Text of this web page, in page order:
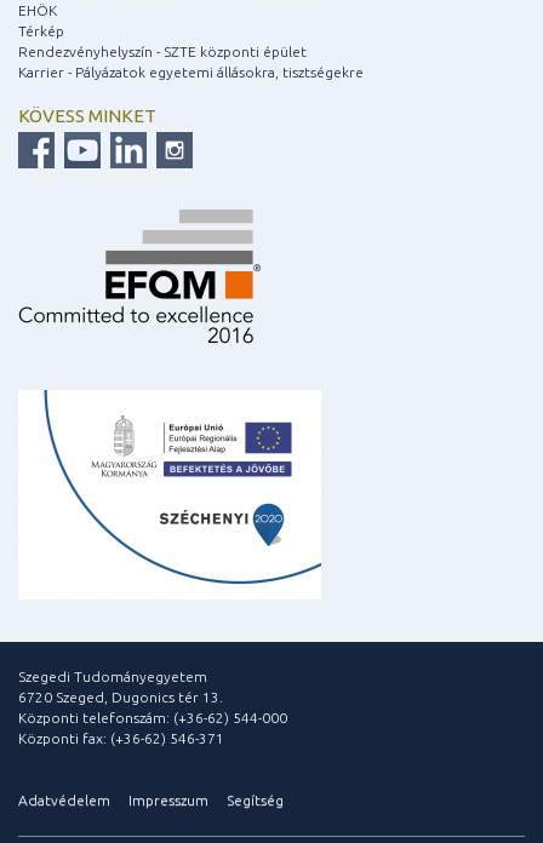
EHÖK
Térkép
Rendezvényhelyszín - SZTE központi épület
Karrier - Pályázatok egyetemi állásokra, tisztségekre
KÖVESS MINKET
Szegedi Tudományegyetem
6720 Szeged, Dugonics tér 13.
Központi telefonszám: (+36-62) 544-000
Központi fax: (+36-62) 546-371
Adatvédelem Impresszum Segítség